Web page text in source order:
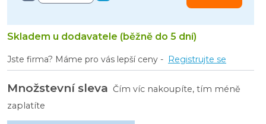
Skladem u dodavatele (běžně do 5 dní)
Jste firma? Máme pro vás lepší ceny - Registrujte se
Množstevní sleva Čím víc nakoupíte, tím méně
zaplatíte